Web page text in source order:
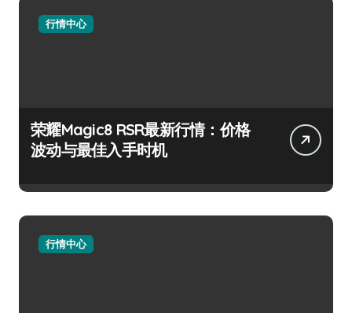
行情中心
荣耀Magic8 RSR最新行情：价格
波动与最佳入手时机
行情中心